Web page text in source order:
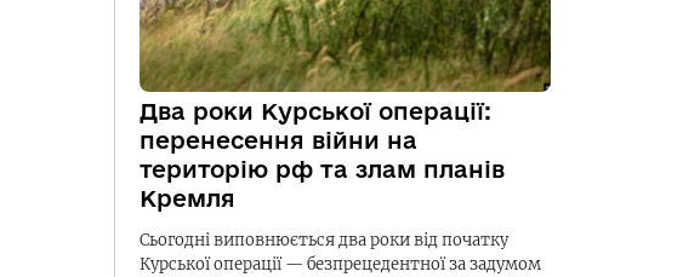
Два роки Курської операції:
перенесення війни на
територію рф та злам планів
Кремля
Сьогодні виповнюється два роки від початку
Курської операції — безпрецедентної за задумом